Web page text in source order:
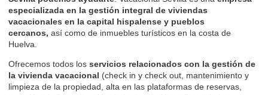
especializada en la gestión integral de viviendas
vacacionales en la capital hispalense y pueblos
cercanos, así como de inmuebles turísticos en la costa de
Huelva.
Ofrecemos todos los servicios relacionados con la gestión de
la vivienda vacacional (check in y check out, mantenimiento y
limpieza de la propiedad, alta en las plataformas de reservas,